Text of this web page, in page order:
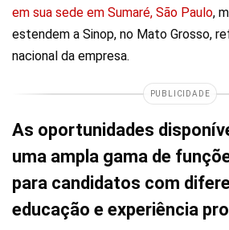
em sua sede em Sumaré, São Paulo,
estendem a Sinop, no Mato Grosso,
nacional da empresa.
PUBLICIDADE
As oportunidades
uma ampla gama de
para candidatos com
educação e experiência